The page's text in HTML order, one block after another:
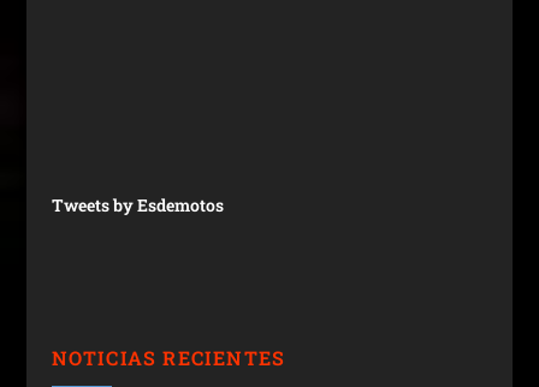
Tweets by Esdemotos
NOTICIAS RECIENTES